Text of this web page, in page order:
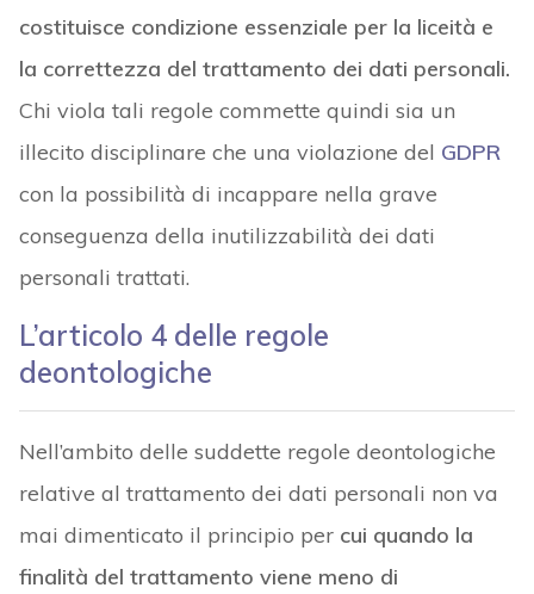
costituisce condizione essenziale per la liceità e
la correttezza del trattamento dei dati personali.
Chi viola tali regole commette quindi sia un
illecito disciplinare che una violazione del GDPR
con la possibilità di incappare nella grave
conseguenza della inutilizzabilità dei dati
personali trattati.
L’articolo 4 delle regole
deontologiche
Nell’ambito delle suddette regole deontologiche
relative al trattamento dei dati personali non va
mai dimenticato il principio per cui quando la
finalità del trattamento viene meno di